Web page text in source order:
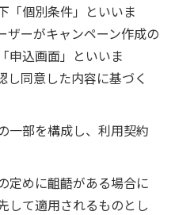
「個別条件」といいま
ザーがキャンペーン作成の
申込画面」といいま
し同意した内容に基づく
一部を構成し、利用契約
定めに齟齬がある場合に
して適用されるものとし